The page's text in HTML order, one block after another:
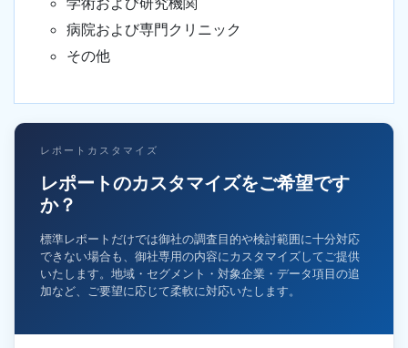
病院および専門クリニック
その他
レポートカスタマイズ
レポートのカスタマイズをご希望です
か？
標準レポートだけでは御社の調査目的や検討範囲に十分対応
できない場合も、御社専用の内容にカスタマイズしてご提供
いたします。地域・セグメント・対象企業・データ項目の追
加など、ご要望に応じて柔軟に対応いたします。